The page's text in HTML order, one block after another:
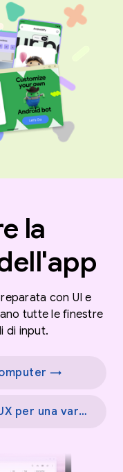
la
con UI e
tutte le finestre
di input.
→
Trai ispirazione dai design UX per una varietà di schermi →